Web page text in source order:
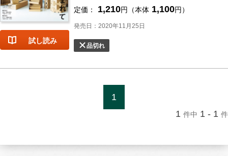
試し読み
定価： 1,210円（本体 1,100円）
発売日：2020年11月25日
品切れ
1
1 件中 1 - 1 件